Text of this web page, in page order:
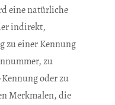
eine natürliche
indirekt,
zu einer Kennung
zu
oder zu
Merkmalen, die